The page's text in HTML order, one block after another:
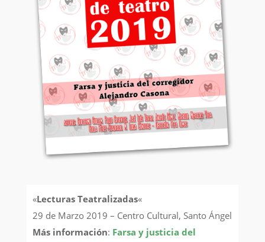
«Lecturas Teatralizadas«
29 de Marzo 2019 – Centro Cultural, Santo Ángel
Más información: Farsa y justicia del